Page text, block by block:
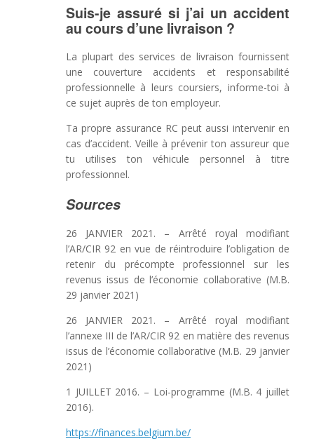
Suis-je assuré si j’ai un accident
au cours d’une livraison ?
La plupart des services de livraison fournissent
une couverture accidents et responsabilité
professionnelle à leurs coursiers, informe-toi à
ce sujet auprès de ton employeur.
Ta propre assurance RC peut aussi intervenir en
cas d’accident. Veille à prévenir ton assureur que
tu utilises ton véhicule personnel à titre
professionnel.
Sources
26 JANVIER 2021. – Arrêté royal modifiant
l’AR/CIR 92 en vue de réintroduire l’obligation de
retenir du précompte professionnel sur les
revenus issus de l’économie collaborative (M.B.
29 janvier 2021)
26 JANVIER 2021. – Arrêté royal modifiant
l’annexe III de l’AR/CIR 92 en matière des revenus
issus de l’économie collaborative (M.B. 29 janvier
2021)
1 JUILLET 2016. – Loi-programme (M.B. 4 juillet
2016).
https://finances.belgium.be/